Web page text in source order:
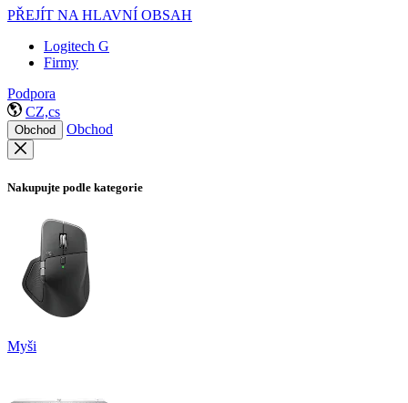
PŘEJÍT NA HLAVNÍ OBSAH
Logitech G
Firmy
Podpora
CZ,cs
Obchod Obchod
Nakupujte podle kategorie
Myši